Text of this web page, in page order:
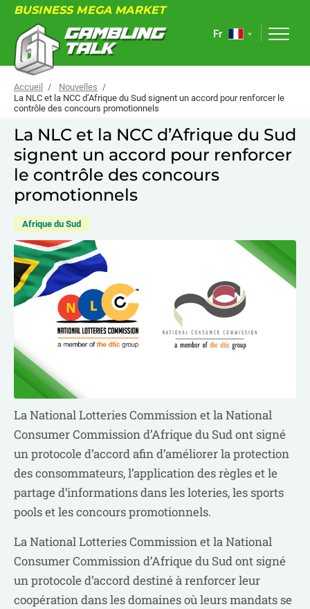
BUSINESS MEGA MARKET
À PROPOS
FORUM
ARTICLES
LIENS UTILES
ÉVÉNEMENTS
Fr
Accueil
Nouvelles
La NLC et la NCC d’Afrique du Sud signent un accord pour renforcer le
contrôle des concours promotionnels
La NLC et la NCC d’Afrique du Sud
signent un accord pour renforcer
le contrôle des concours
promotionnels
Afrique du Sud
La National Lotteries Commission et la National
Consumer Commission d’Afrique du Sud ont signé
un protocole d’accord afin d’améliorer la protection
des consommateurs, l’application des règles et le
partage d’informations dans les loteries, les sports
pools et les concours promotionnels.
La National Lotteries Commission et la National
Consumer Commission d’Afrique du Sud ont signé
un protocole d’accord destiné à renforcer leur
coopération dans les domaines où leurs mandats se